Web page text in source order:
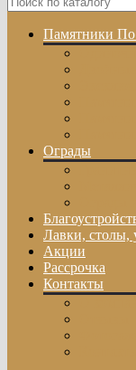
Памятники По
Ограды
Лавки, столы,
Акции
Рассрочка
Контакты